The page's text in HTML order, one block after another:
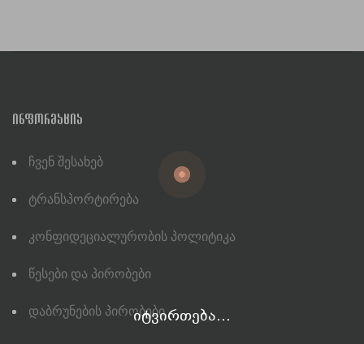
იტვირთება...
ᲘᲜᲤᲝᲠᲛᲐᲪᲘᲐ
Ჩვენ Შესახებ
Ტრანსპორტირება
Კონფიდეციალურობის Პოლიტიკა
Წესები Და Პირობები
Დაბრუნების Პირობები